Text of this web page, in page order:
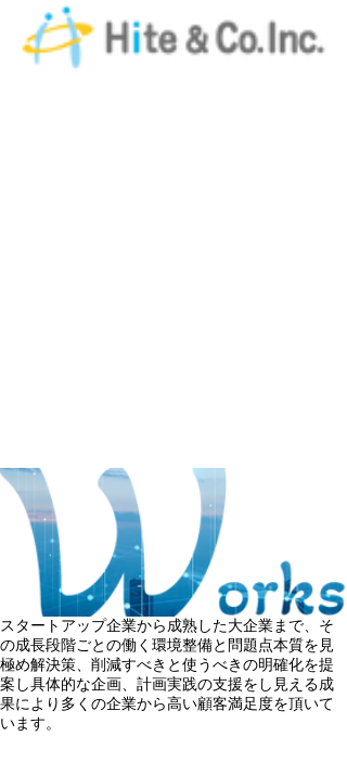
スタートアップ企業から成熟した大企業まで、そ
の成長段階ごとの働く環境整備と問題点本質を見
極め解決策、削減すべきと使うべきの明確化を提
案し具体的な企画、計画実践の支援をし見える成
果により多くの企業から高い顧客満足度を頂いて
います。